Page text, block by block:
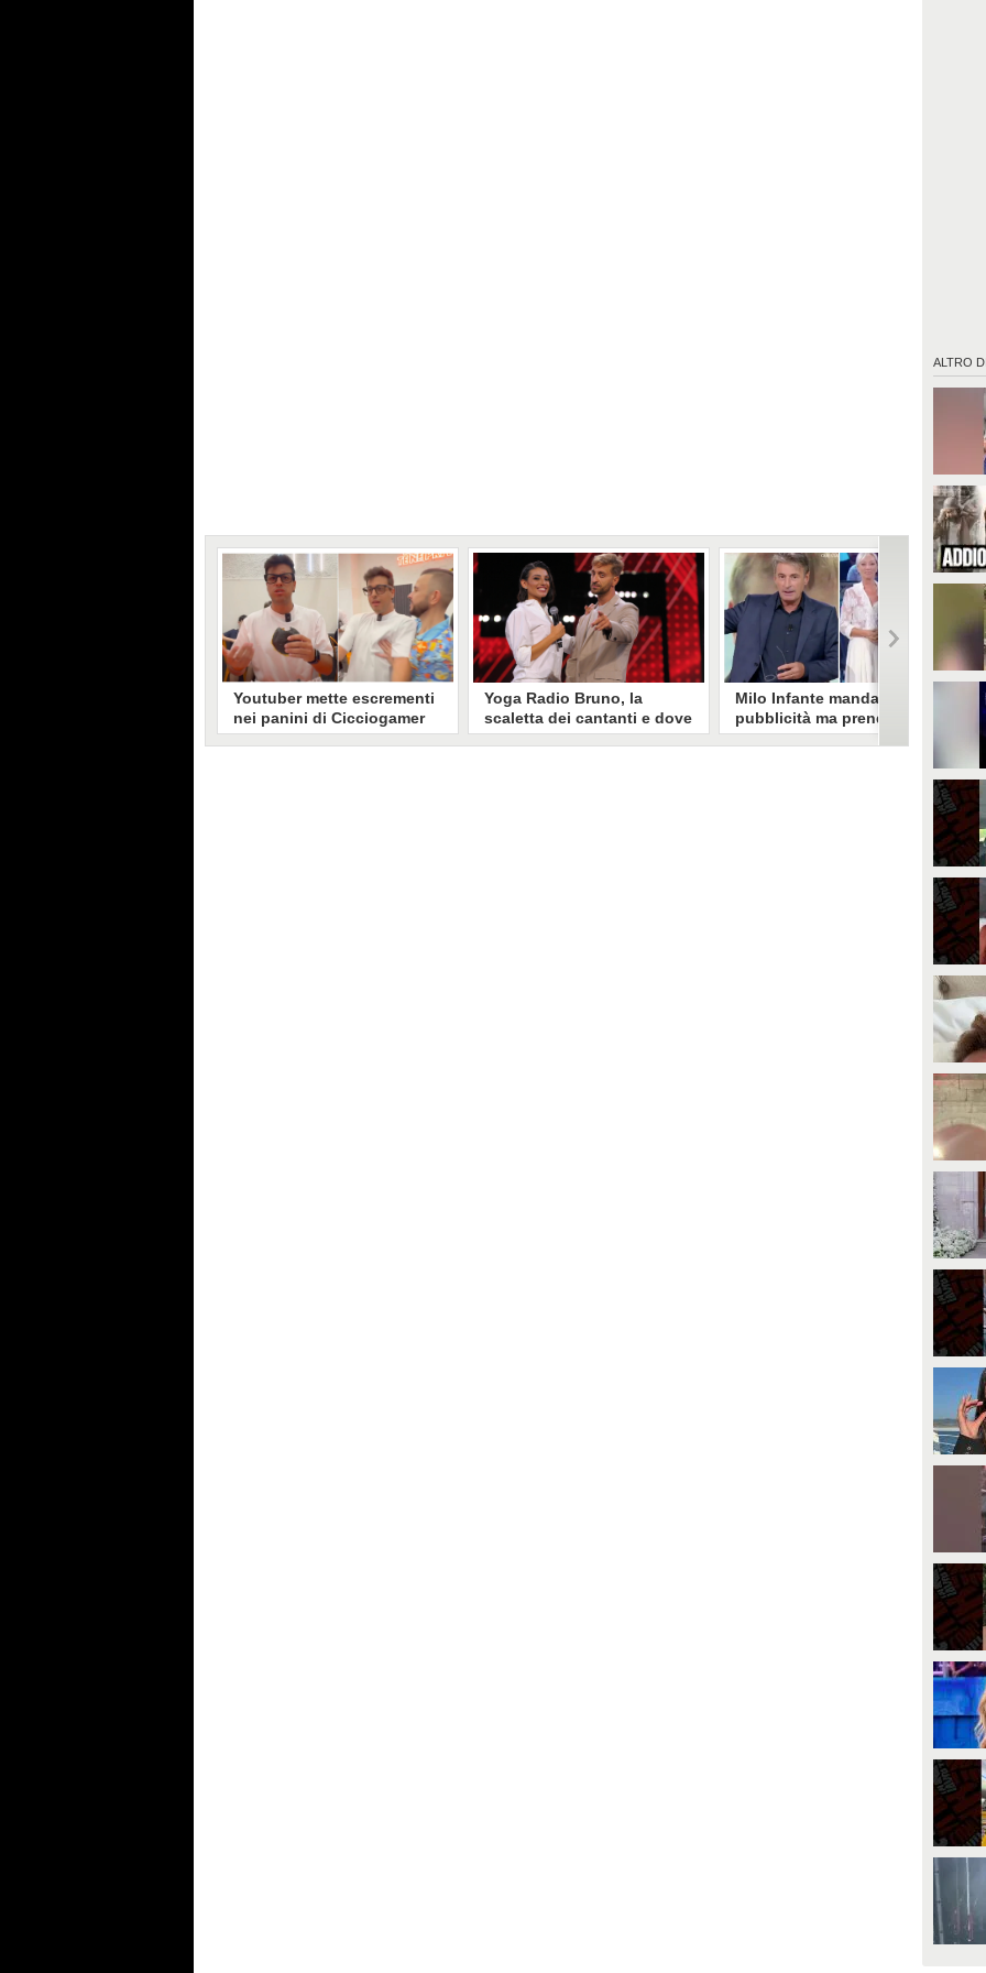
ALTRO DI
Youtuber mette escrementi
nei panini di Cicciogamer
per una candid: cacciato e
Yoga Radio Bruno, la
scaletta dei cantanti e dove
vedere il concerto in Tv
Milo Infante manda la
pubblicità ma prende la
linea Pierluigi Diaco:
Milo Infante è costretto a mandare
prendere la linea è Pierluigi Diaco